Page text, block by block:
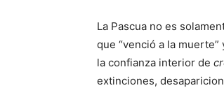
La Pascua no es
que “venció a la muerte”
la confianza interior de
extinciones,